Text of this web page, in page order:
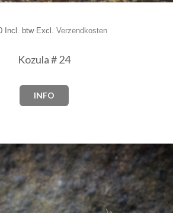
Incl. btw Excl. Verzendkosten
Kozula # 24
INFO